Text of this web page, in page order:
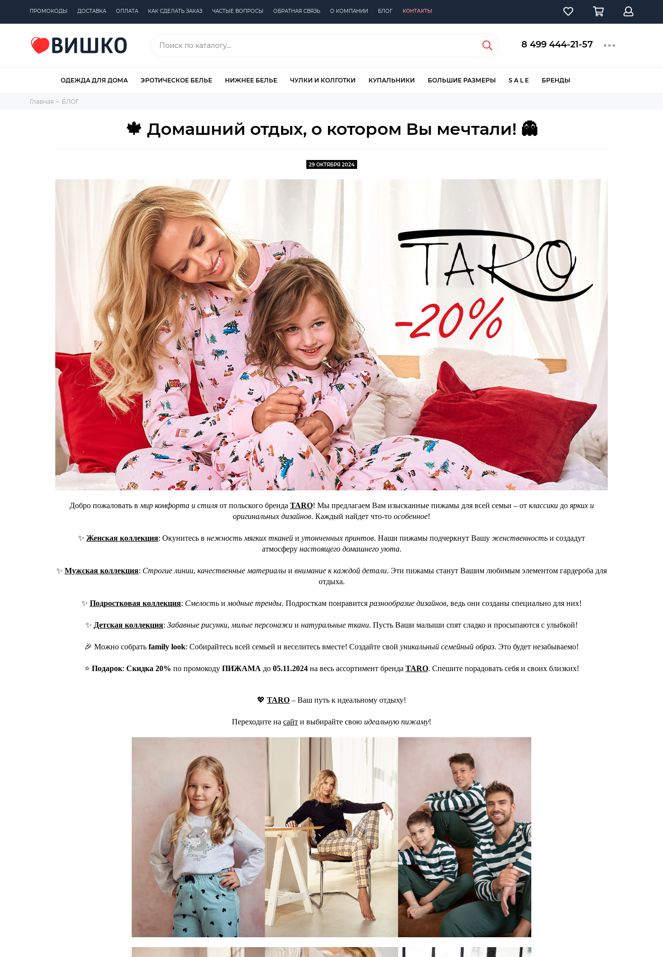
ПРОМОКОДЫ ДОСТАВКА ОПЛАТА КАК СДЕЛАТЬ ЗАКАЗ ЧАСТЫЕ ВОПРОСЫ ОБРАТНАЯ СВЯЗЬ О КОМПАНИИ БЛОГ КОНТАКТЫ
8 499 444-21-57
ОДЕЖДА ДЛЯ ДОМА ЭРОТИЧЕСКОЕ БЕЛЬЕ НИЖНЕЕ БЕЛЬЕ ЧУЛКИ И КОЛГОТКИ КУПАЛЬНИКИ БОЛЬШИЕ РАЗМЕРЫ S A L E БРЕНДЫ
Главная БЛОГ
🍁 Домашний отдых, о котором Вы мечтали! 👻
29 ОКТЯБРЯ 2024
Добро пожаловать в мир комфорта и стиляот польского бренда TARO! Мы предлагаем Вам изысканные пижамы для всей семьи – от классикидо ярких и
оригинальных дизайнов. Каждый найдет что-то особенное!
✨ Женская коллекция: Окунитесь в нежность мягких тканей и утонченных принтов. Наши пижамы подчеркнут Вашу женственность и создадут
атмосферу настоящего домашнего уюта.
✨ Мужская коллекция: Строгие линии, качественные материалы и внимание к каждой детали. Эти пижамы станут Вашим любимым элементом гардероба для
отдыха.
✨ Подростковая коллекция: Смелость и модные тренды. Подросткам понравится разнообразие дизайнов, ведь они созданы специально для них!
✨ Детская коллекция: Забавные рисунки, милые персонажи и натуральные ткани. Пусть Ваши малыши спят сладко и просыпаются с улыбкой!
🎉 Можно собрать family look: Собирайтесь всей семьей и веселитесь вместе! Создайте свой уникальный семейный образ. Это будет незабываемо!
⭐️ Подарок: Скидка 20% по промокоду ПИЖАМА до 05.11.2024на весь ассортимент бренда TARO. Спешите порадовать себя и своих близких!
💖 TARO – Ваш путь к идеальному отдыху!
Переходите на сайт и выбирайте свою идеальную пижаму!